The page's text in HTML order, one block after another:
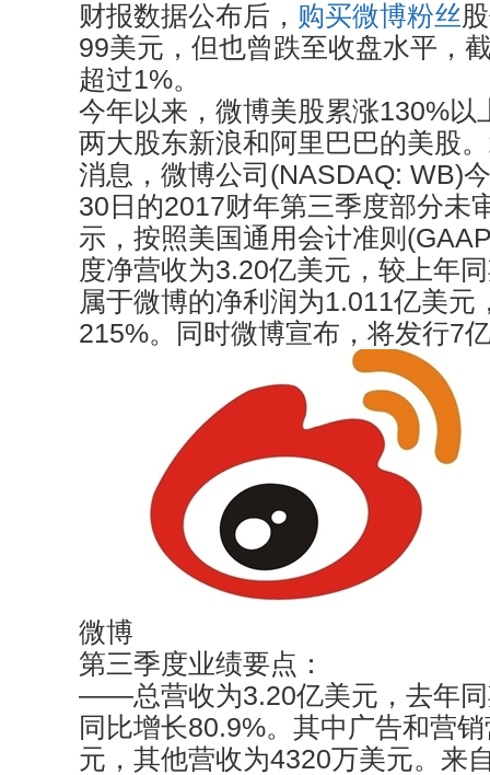
财报数据公布后， 购买微博粉丝
99美元，但也曾跌至收盘水平，
超过1%。
今年以来，微博美股累涨130%以
两大股东新浪和阿里巴巴的美股
消息，微博公司(NASDAQ: WB)
30日的2017财年第三季度部分未
示，按照美国通用会计准则
度净营收为3.20亿美元，较上年
属于微博的净利润为1.011亿美元
215%。同时微博宣布，将发行7
微博
第三季度业绩要点：
——总营收为3.20亿美元，去年同
同比增长80.9%。其中广告和营
元，其他营收为4320万美元。来